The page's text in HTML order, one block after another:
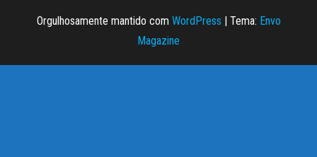
Orgulhosamente mantido com WordPress | Tema: Envo
Magazine